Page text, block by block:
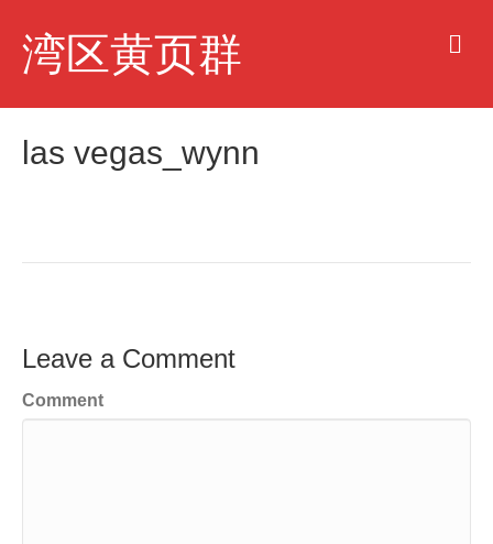
湾区黄页群
u
las vegas_wynn
Leave a Comment
Comment